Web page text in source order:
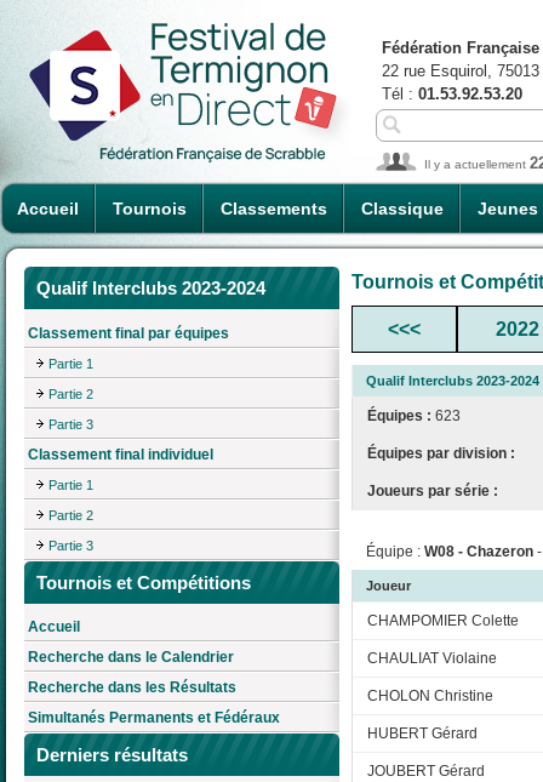
Accueil Tournois Classements Classique Jeunes
Fédération
22 rue Esquirol,
Tél : 01.53.92.53.20
Il y a actuellement
Qualif Interclubs 2023-2024
Classement final par équipes
Partie 1
Partie 2
Partie 3
Classement final individuel
Partie 1
Partie 2
Partie 3
Tournois et Compétitions
Accueil
Recherche dans le Calendrier
Recherche dans les Résultats
Simultanés Permanents et Fédéraux
Derniers résultats
Tournois et
<<< 2022
Qualif Interclubs 2023-2024
Équipes : 623
Équipes par division :
Joueurs par série :
Équipe : W08 - Chazeron
Joueur
CHAMPOMIER Colette
CHAULIAT Violaine
CHOLON Christine
HUBERT Gérard
JOUBERT Gérard